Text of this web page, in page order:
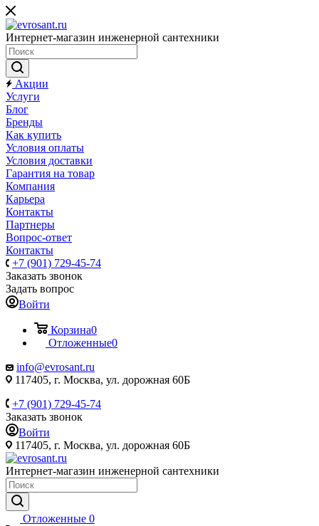
Интернет-магазин инженерной сантехники
Акции
Услуги
Блог
Бренды
Как купить
Условия оплаты
Условия доставки
Гарантия на товар
Компания
Карьера
Контакты
Партнеры
Вопрос-ответ
Контакты
+7 (901) 729-45-74
Заказать звонок
Задать вопрос
Войти
Корзина0
Отложенные0
info@evrosant.ru
117405, г. Москва, ул. дорожная 60Б
+7 (901) 729-45-74
Заказать звонок
Войти
117405, г. Москва, ул. дорожная 60Б
Интернет-магазин инженерной сантехники
Отложенные 0